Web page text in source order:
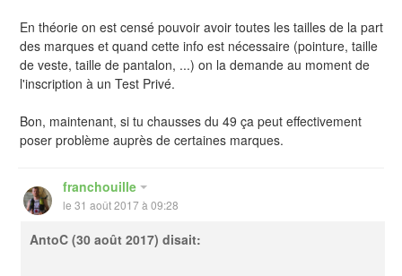
En théorie on est censé pouvoir avoir toutes les tailles de la part
des marques et quand cette info est nécessaire (pointure, taille
de veste, taille de pantalon, ...) on la demande au moment de
l'inscription à un Test Privé.
Bon, maintenant, si tu chausses du 49 ça peut effectivement
poser problème auprès de certaines marques.
franchouille
le 31 août 2017 à 09:28
AntoC (30 août 2017) disait: